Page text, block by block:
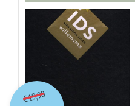
€19,90O
orspr
onkelijke
Huidige